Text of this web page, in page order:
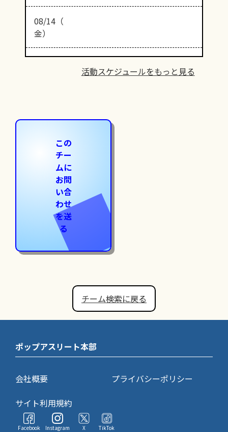
08/14（
金）
活動スケジュールをもっと見る
この
チー
ムに
お問
い合
わせ
を送
る
チーム検索に戻る
ポップアスリート本部
会社概要
プライバシーポリシー
サイト利用規約
Facebook Instagram X TikTok